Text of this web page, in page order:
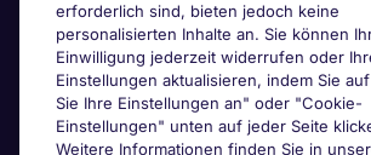
erforderlich sind, bieten jedoch keine
personalisierten Inhalte an. Sie können
Einwilligung jederzeit widerrufen oder
Einstellungen aktualisieren, indem Sie
Sie Ihre Einstellungen an" oder "Cookie-
Einstellungen" unten auf jeder Seite
Weitere Informationen finden Sie in